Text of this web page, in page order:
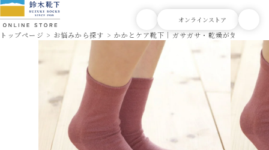
トップページ お悩みから探す かかとケア靴下｜ガサガサ・乾燥が気になる方